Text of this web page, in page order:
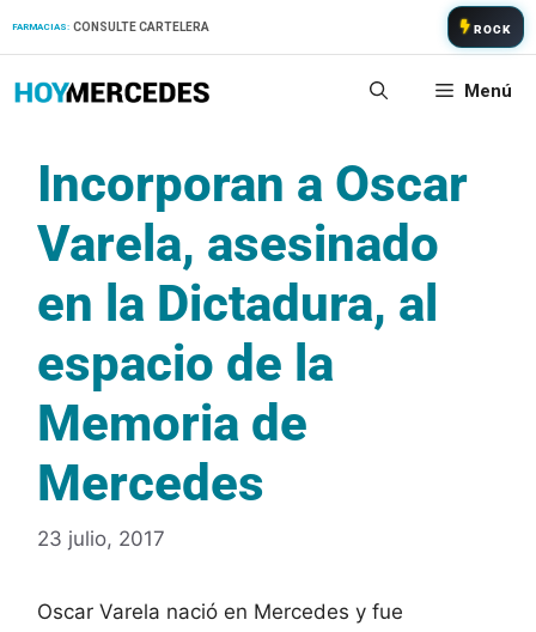
FARMACIAS: CONSULTE CARTELERA ROCK
Menú
Incorporan a Oscar
Varela, asesinado
en la Dictadura, al
espacio de la
Memoria de
Mercedes
23 julio, 2017
Oscar Varela nació en Mercedes y fue